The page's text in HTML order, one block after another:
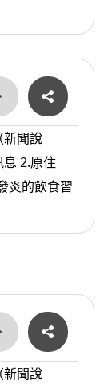
新聞說
住
炎的飲食習
新聞說